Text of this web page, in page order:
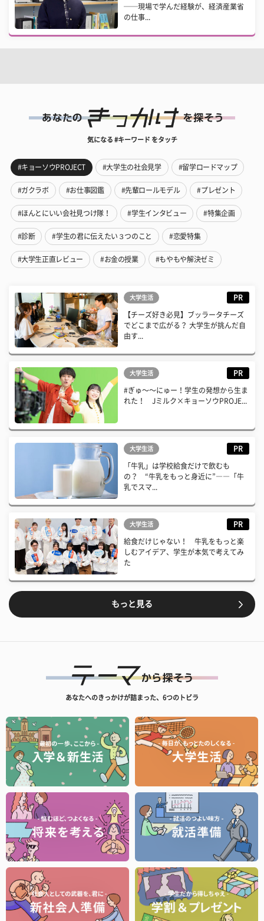
──現場で学んだ経験が、経済産業省
の仕事...
気になる #キーワード をタッチ
#キョーソウPROJECT #大学生の社会見学 #留学ロードマップ
#ガクラボ #お仕事図鑑 #先輩ロールモデル #プレゼント
#ほんとにいい会社見つけ隊！ #学生インタビュー #特集企画
#診断 #学生の君に伝えたい３つのこと #恋愛特集
#大学生正直レビュー #お金の授業 #もやもや解決ゼミ
大学生活 PR
【チーズ好き必見】ブッラータチーズ
でどこまで広がる？ 大学生が挑んだ自
由す...
大学生活 PR
#ぎゅ〜〜にゅー！学生の発想から生ま
れた！ Jミルク×キョーソウPROJE...
大学生活 PR
「牛乳」は学校給食だけで飲むも
の？ “牛乳をもっと身近に”――「牛
乳でスマ...
大学生活 PR
給食だけじゃない！ 牛乳をもっと楽
しむアイデア、学生が本気で考えてみ
た
もっと見る
あなたへのきっかけが詰まった、6つのトビラ